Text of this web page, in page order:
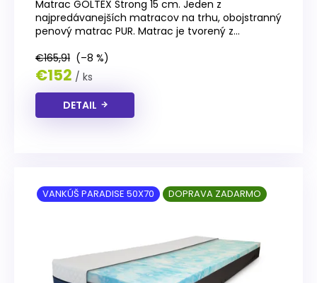
Matrac GOLTEX Strong 15 cm. Jeden z
najpredávanejších matracov na trhu, obojstranný
penový matrac PUR. Matrac je tvorený z...
€165,91 (–8 %)
€152 / ks
DETAIL
VANKÚŠ PARADISE 50X70 DOPRAVA ZADARMO